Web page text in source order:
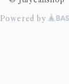
Powered by